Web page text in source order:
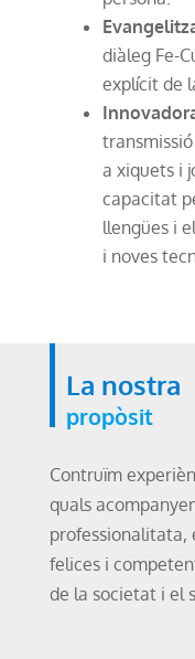
diàleg Fe-
explícit de
a xiquets i
capacitat
llengües i
i noves
La nostra
propòsit
Contruïm
quals
professionalitata,
felices i
de la societat i el